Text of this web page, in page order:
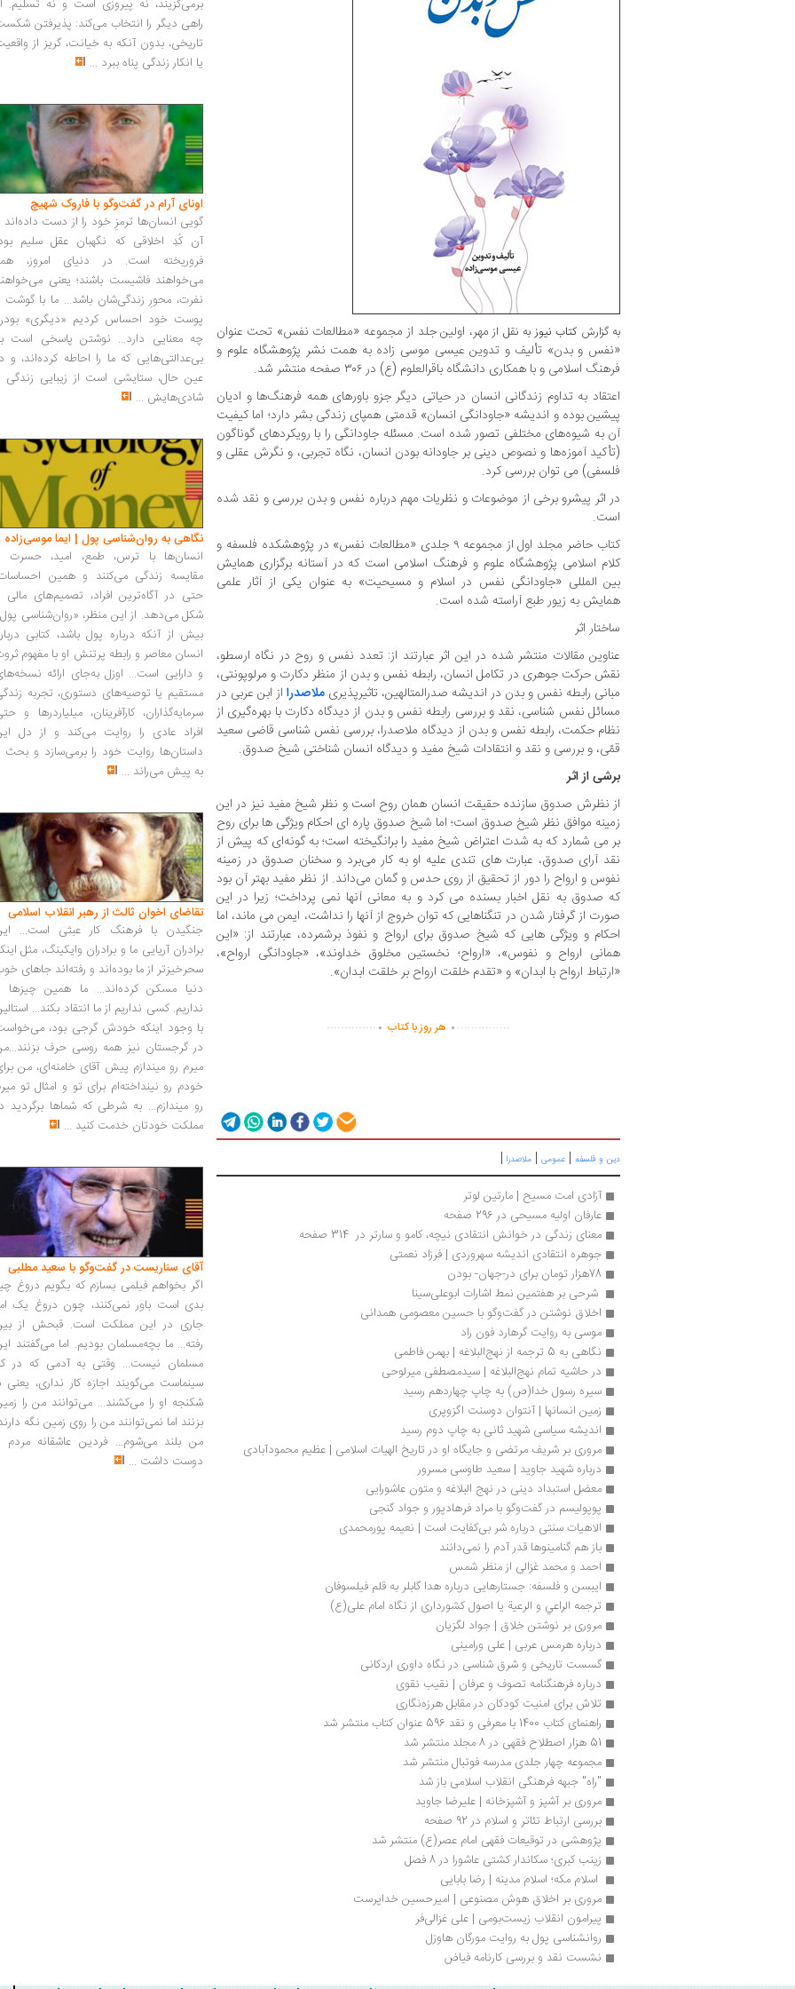
به گزارش کتاب نیوز به نقل ازمهر، اولین جلد از مجموعه «مطالعات نفس» تحت عنوان
«نفس و بدن» تألیف و تدوین عیسی موسی زاده به همت نشر پژوهشگاه علوم و
فرهنگ اسلامی و با همکاری دانشگاه باقرالعلوم (ع) در ۳۰۶ صفحه منتشر شد.
اعتقاد به تداوم زندگانی انسان در حیاتی دیگر جزو باورهای همه فرهنگ‌ها و ادیان
پیشین بوده و اندیشه «جاودانگی انسان» قدمتی همپای زندگی بشر دارد؛ اما کیفیت
آن به شیوه‌های مختلفی تصور شده است. مسئله جاودانگی را با رویکردهای گوناگون
(تأکید آموزه‌ها و نصوص دینی بر جاودانه بودن انسان، نگاه تجربی، و نگرش عقلی و
فلسفی) می توان بررسی کرد.
در اثر پیشرو برخی از موضوعات و نظریات مهم درباره نفس و بدن بررسی و نقد شده
است.
کتاب حاضر مجلد اول از مجموعه ۹ جلدی «مطالعات نفس» در پژوهشکده فلسفه و
کلام اسلامی پژوهشگاه علوم و فرهنگ اسلامی است که در آستانه برگزاری همایش
بین المللی «جاودانگی نفس در اسلام و مسیحیت» به عنوان یکی از آثار علمی
همایش به زیور طبع آراسته شده است.
ساختار اثر
عناوین مقالات منتشر شده در این اثر عبارتند از: تعدد نفس و روح در نگاه ارسطو،
نقش حرکت جوهری در تکامل انسان، رابطه نفس و بدن از منظر دکارت و مرلوپونتی،
مبانی رابطه نفس و بدن در اندیشه صدرالمتالهین، تاثیرپذیری ملاصدرا از ابن عربی در
مسائل نفس شناسی، نقد و بررسی رابطه نفس و بدن از دیدگاه دکارت با بهره‌گیری از
نظام حکمت، رابطه نفس و بدن از دیدگاه ملاصدرا، بررسی نفس شناسی قاضی سعید
قمّی، و بررسی و نقد و انتقادات شیخ مفید و دیدگاه انسان شناختی شیخ صدوق.
برشی از اثر
از نظرش صدوق سازنده حقیقت انسان همان روح است و نظر شیخ مفید نیز در این
زمینه موافق نظر شیخ صدوق است؛ اما شیخ صدوق پاره ای احکام ویژگی ها برای روح
بر می شمارد که به شدت اعتراض شیخ مفید را برانگیخته است؛ به گونه‌ای که پیش از
نقد آرای صدوق، عبارت های تندی علیه او به کار می‌برد و سخنان صدوق در زمینه
نفوس و ارواح را دور از تحقیق از روی حدس و گمان می‌داند. از نظر مفید بهتر آن بود
که صدوق به نقل اخبار بسنده می کرد و به معانی آنها نمی پرداخت؛ زیرا در این
صورت از گرفتار شدن در تنگناهایی که توان خروج از آنها را نداشت، ایمن می ماند، اما
احکام و ویژگی هایی که شیخ صدوق برای ارواح و نفوذ برشمرده، عبارتند از: «این
همانی ارواح و نفوس»، «ارواح؛ نخستین مخلوق خداوند»، «جاودانگی ارواح»،
«ارتباط ارواح با ابدان» و «تقدم خلقت ارواح بر خلقت ابدان».
...............
. هر روز با کتاب .
..............
دین و فلسفه | عمومی | ملاصدرا |
آزادی امت مسیح | مارتین لوتر
عارفان اولیه مسیحی در 296 صفحه
معنای زندگی در خوانش انتقادی نیچه، کامو و سارتر در  314 صفحه
جوهره انتقادی اندیشه سهروردی | فرزاد نعمتی
78هزار تومان برای در-جهان- بودن
شرحی بر هفتمین نمط اشارات ابوعلی‌‌سینا
اخلاق نوشتن در گفت‌وگو با حسین معصومی همدانی
موسی به روایت گرهارد فون راد
نگاهی به 5 ترجمه‌ از نهج‌البلاغه | بهمن فاطمی
در حاشیه تمام نهج‌البلاغه | سیدمصطفی میرلوحی
سیره رسول خدا(ص) به چاپ چهاردهم رسید
زمین انسان­ها | آنتوان دوسنت اگزوپری
اندیشه سیاسی شهید ثانی به چاپ دوم رسید
مروری بر شریف مرتضی و جایگاه او در تاریخ الهیات اسلامی | عظیم محمودآبادی
درباره شهید جاوید | سعید طاوسی مسرور
معضل استبداد دینی در نهج البلاغه و متون عاشورایی
پوپولیسم در گفت‌وگو با مراد فرهادپور و جواد گنجی
الاهیات سنتی درباره شر بی‌کفایت است | نعیمه پورمحمدی
باز هم گنامینوها قدر آدم را نمی‌دانند
احمد و محمد غزالی‌ از منظر شمس
ایبسن و فلسفه: جستارهایی درباره هدا گابلر به قلم فیلسوفان
ترجمه الراعي و الرعیة یا اصول کشورداری از نگاه امام علی(ع)
مروری بر نوشتن خلاق | جواد لگزیان
درباره هرمس عربی | علی ورامینی
گسست تاریخی و شرق شناسی در نگاه داوری اردکانی
درباره فرهنگنامه تصوف و عرفان | نقیب نقوی
تلاش برای امنیت کودکان در مقابل هرزه‌نگاری
راهنمای کتاب 1400 با معرفی و نقد 596 عنوان کتاب منتشر شد
51 هزار اصطلاح فقهی در 8 مجلد منتشر شد
مجموعه چهار جلدی مدرسه فوتبال منتشر شد
"راه" جبهه فرهنگی انقلاب اسلامی باز شد
مروری بر آشپز و آشپزخانه | علیرضا جاوید
بررسی ارتباط تئاتر و اسلام در 92 صفحه
پژوهشی در توقیعات فقهی امام عصر(ع) منتشر شد
زینب کبری؛ سکاندار کشتی عاشورا در 8 فصل
اسلام مکه؛ اسلام مدینه | رضا بابايی
مروری بر اخلاق هوش مصنوعی | امیرحسین خداپرست
پیرامون انقلاب زیست‌بومی | علی غزالی‌فر
روانشناسی پول به روایت مورگان هاوزل
نشست نقد و بررسی کارنامه فیاض
برمی‌گزیند، نه پیروزی است و نه تسلیم.
راهی دیگر را انتخاب می‌کند: پذیرفتن
تاریخی، بدون آنکه به خیانت، گریز از
یا انکار زندگی پناه ببرد ...
اونای آرام در گفت‌وگو با فاروک شهیچ‭
گویی انسان‌ها ترمزِ خود را از دست داده‌اند
آن کُدِ اخلاقی که نگهبان عقل سلیم
فروریخته است. در دنیای امروز،
می‌خواهند فاشیست باشند؛ یعنی
نفرت، محورِ زندگی‌شان باشد... ما با گوشت
پوست خود احساس کردیم «دیگری»
چه معنایی دارد... نوشتن پاسخی است
بی‌عدالتی‌هایی که ما را احاطه کرده‌اند، و
عین حال، ستایشی است از زیبایی زندگی
شادی‌هایش ...
نگاهی به روان‌شناسی پول | ایما موسی‌زاده
انسان‌ها با ترس، طمع، امید، حسرت
مقایسه زندگی می‌کنند و همین
حتی در آگاه‌ترین افراد، تصمیم‌های مالی
شکل می‌دهد. از این منظر، «روان‌شناسی
بیش از آنکه درباره پول باشد، کتابی
انسان معاصر و رابطه پرتنش او با مفهوم
و دارایی است... اوزل به‌جای ارائه
مستقیم یا توصیه‌های دستوری، تجربه
سرمایه‌گذاران، کارآفرینان، میلیاردرها و
افراد عادی را روایت می‌کند و از دل
داستان‌ها روایت خود را برمی‌سازد و بحث
به پیش می‌راند ...
تقاضای اخوان ثالث از رهبر انقلاب اسلامی
جنگیدن با فرهنگ کار عبثی است...
برادران آریایی ما و برادران وایکینگ، مثل
سحرخیزتر از ما بوده‌اند و رفته‌اند جاهای
دنیا مسکن کرده‌اند... ما همین چیزها
نداریم. کسی نداریم از ما انتقاد بکند...
با وجود اینکه خودش گرجی بود،
در گرجستان نیز همه روسی حرف
میرم رو میندازم پیش آقای خامنه‌ای، من
خودم رو نینداخته‌ام برای تو و امثال تو
رو میندازم... به شرطی که شماها برگردید
مملکت خودتان خدمت کنید ...
آقای سناریست در گفت‌وگو با سعید مطلبی
اگر بخواهم فیلمی بسازم که بگویم دروغ
بدی است باور نمی‌کنند، چون دروغ یک
جاری در این مملکت است. قبحش از
رفته... ما بچه‌مسلمان بودیم. اما می‌گفتند
مسلمان نیست... وقتی به آدمی که در
سینماست می‌گویند اجازه کار نداری، یعنی
شکنجه او را می‌کشند... می‌توانند من را
بزنند اما نمی‌توانند من را روی زمین نگه
من بلند می‌شوم... فردین عاشقانه مردم
دوست داشت ...